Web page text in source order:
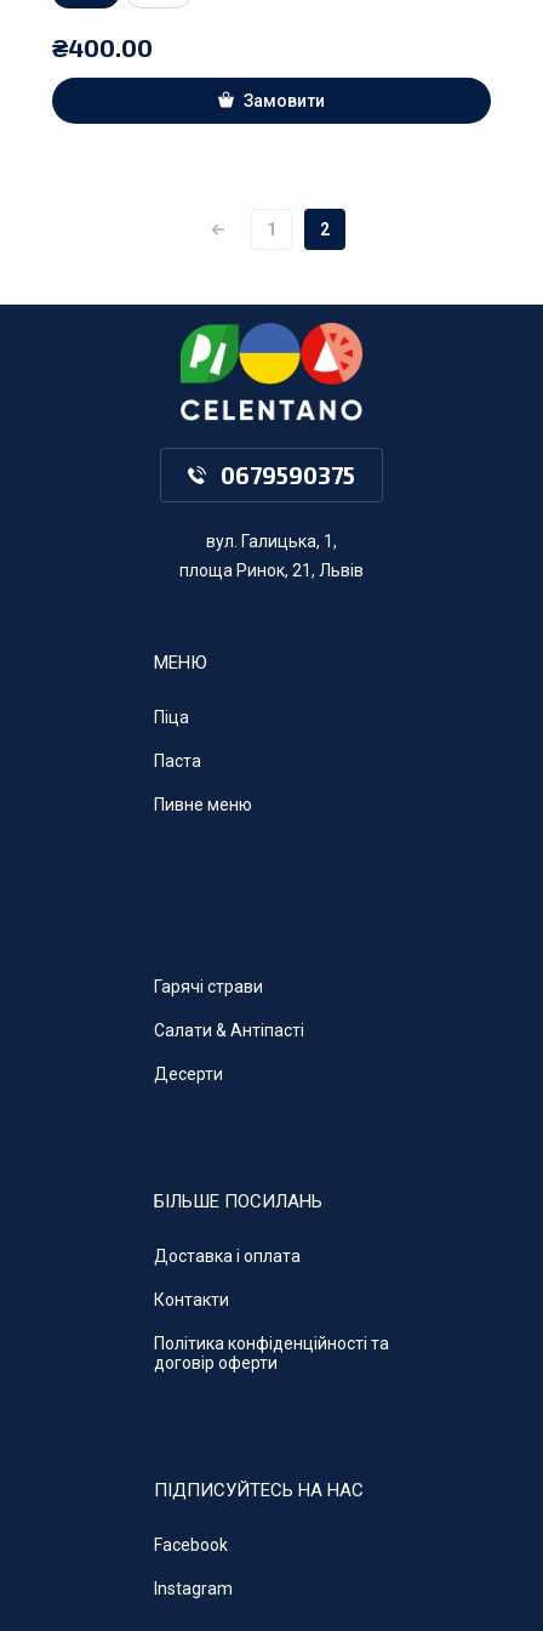
₴400.00
Замовити
1 2
0679590375
вул. Галицька, 1,
площа Ринок, 21, Львів
МЕНЮ
Піца
Паста
Пивне меню
Гарячі страви
Салати & Антіпасті
Десерти
БІЛЬШЕ ПОСИЛАНЬ
Доставка і оплата
Контакти
Політика конфіденційності та
договір оферти
ПІДПИСУЙТЕСЬ НА НАС
Facebook
Instagram